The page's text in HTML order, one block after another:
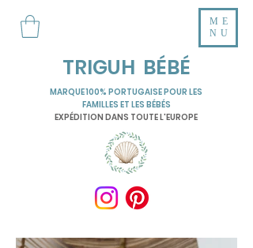
TRIGUH BÉBÉ
ME
NU
MARQUE 100% PORTUGAISE POUR LES
FAMILLES ET LES BÉBÉS
EXPÉDITION DANS TOUTE L'EUROPE